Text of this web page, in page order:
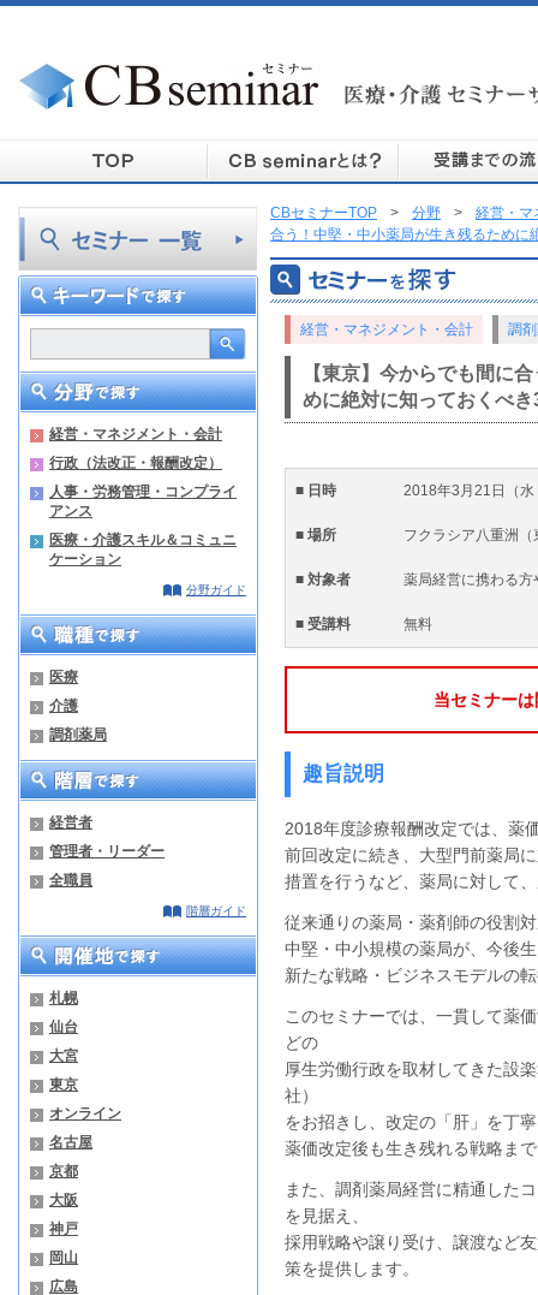
経営・マネジメント・会計
行政（法改正・報酬改定）
人事・労務管理・コンプライ
アンス
医療・介護スキル＆コミュニ
ケーション
分野ガイド
医療
介護
調剤薬局
経営者
管理者・リーダー
全職員
階層ガイド
札幌
仙台
大宮
東京
オンライン
名古屋
京都
大阪
神戸
岡山
広島
CBセミナーTOP > 分野 >
経営・マ
合う！中堅・中小薬局が生き残るために
経営・マネジメント・会計 調
【東京】今からでも間に
めに絶対に知っておくべ
■ 日時 2018年3月21日（
■ 場所 フクラシア八重洲
■ 対象者 薬局経営に携わる
■ 受講料 無料
当セミナー
趣旨説明
2018年度診療報酬改定では、薬
前回改定に続き、大型門前薬局
措置を行うなど、薬局に対して
従来通りの薬局・薬剤師の役割
中堅・中小規模の薬局が、今後
新たな戦略・ビジネスモデルの
このセミナーでは、一貫して薬
どの
厚生労働行政を取材してきた設
社）
をお招きし、改定の「肝」を丁
薬価改定後も生き残れる戦略ま
また、調剤薬局経営に精通した
を見据え、
採用戦略や譲り受け、譲渡など
策を提供します。